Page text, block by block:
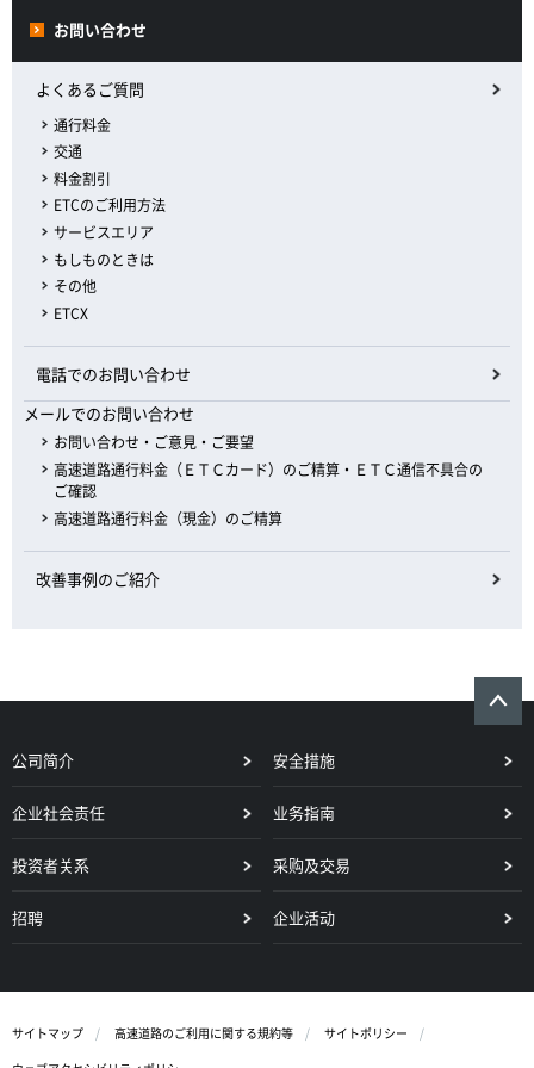
お問い合わせ
よくあるご質問
通行料金
交通
料金割引
ETCのご利用方法
サービスエリア
もしものときは
その他
ETCX
電話でのお問い合わせ
メールでのお問い合わせ
お問い合わせ・ご意見・ご要望
高速道路通行料金（ＥＴＣカード）のご精算・ＥＴＣ通信不具合の
ご確認
高速道路通行料金（現金）のご精算
改善事例のご紹介
公司简介 安全措施
企业社会责任 业务指南
投资者关系 采购及交易
招聘 企业活动
サイトマップ 高速道路のご利用に関する規約等
サイトポリシー